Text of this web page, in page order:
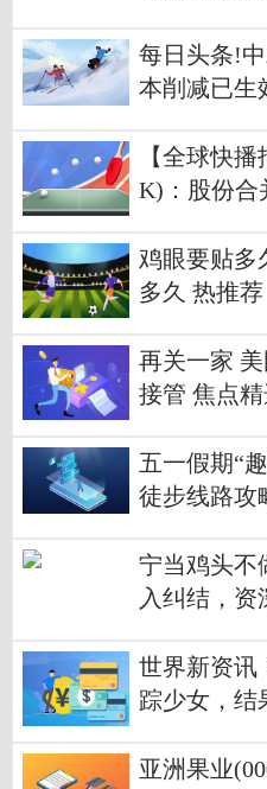
热文
每日头条!
本削减已生
【全球快
K)：股份合
鸡眼要贴多
多久 热推荐
再关一家
接管 焦点
五一假期“
徒步线路攻
宁当鸡头不
入纠结，
世界新资讯
踪少女，结
亚洲果业